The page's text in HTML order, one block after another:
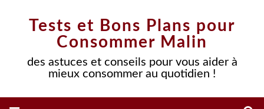
Tests et Bons Plans pour
Consommer Malin
des astuces et conseils pour vous aider à
mieux consommer au quotidien !